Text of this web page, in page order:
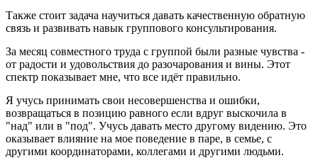
Также стоит задача научиться давать качественную обратную
связь и развивать навык группового консультирования.
За месяц совместного труда с группой были разные чувства -
от радости и удовольствия до разочарования и вины. Этот
спектр показывает мне, что все идёт правильно.
Я учусь принимать свои несовершенства и ошибки,
возвращаться в позицию равного если вдруг выскочила в
"над" или в "под". Учусь давать место другому видению. Это
оказывает влияние на мое поведение в паре, в семье, с
другими координаторами, коллегами и другими людьми.